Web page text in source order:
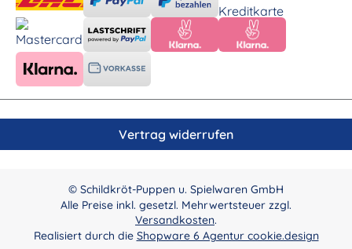
Vertrag widerrufen
© Schildkröt-Puppen u. Spielwaren GmbH
Alle Preise inkl. gesetzl. Mehrwertsteuer zzgl.
Versandkosten.
Realisiert durch die Shopware 6 Agentur cookie.design